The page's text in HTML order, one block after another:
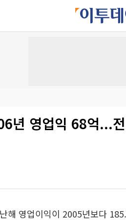
년 영업익 68억...
해 영업이익이 2005년보다